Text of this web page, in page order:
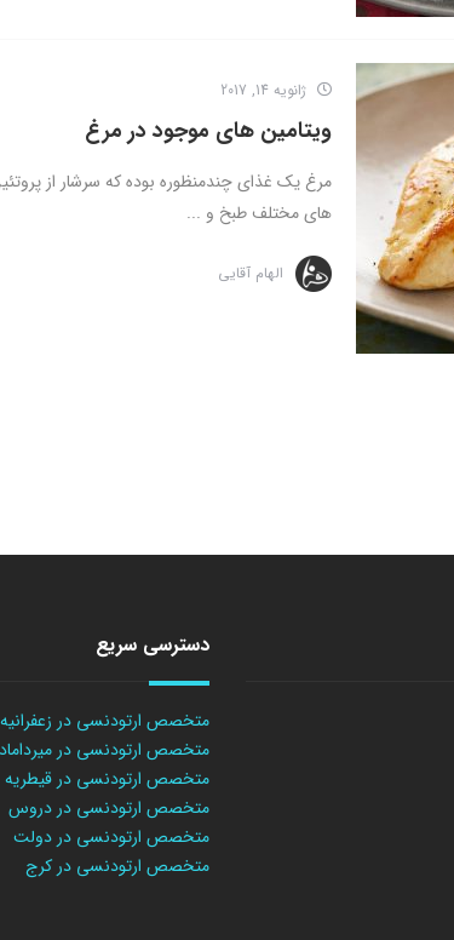
ژانویه 14, 2017
ویتامین های موجود در مرغ
مرغ یک غذای چندمنظوره بوده که سرشار از
های مختلف طبخ و ...
الهام آقایی
دسترسی سریع
متخصص ارتودنسی در زعفرانیه
متخصص ارتودنسی در میرداماد
متخصص ارتودنسی در قیطریه
متخصص ارتودنسی در دروس
متخصص ارتودنسی در دولت
متخصص ارتودنسی در کرج